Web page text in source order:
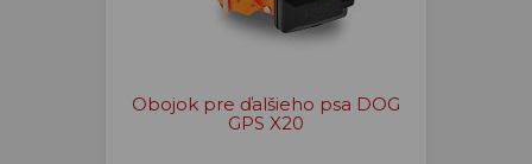
Obojok pre ďalšieho psa DOG
GPS X20